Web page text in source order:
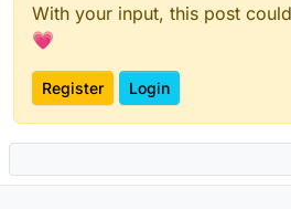
With your input, this post
💗
Register Login